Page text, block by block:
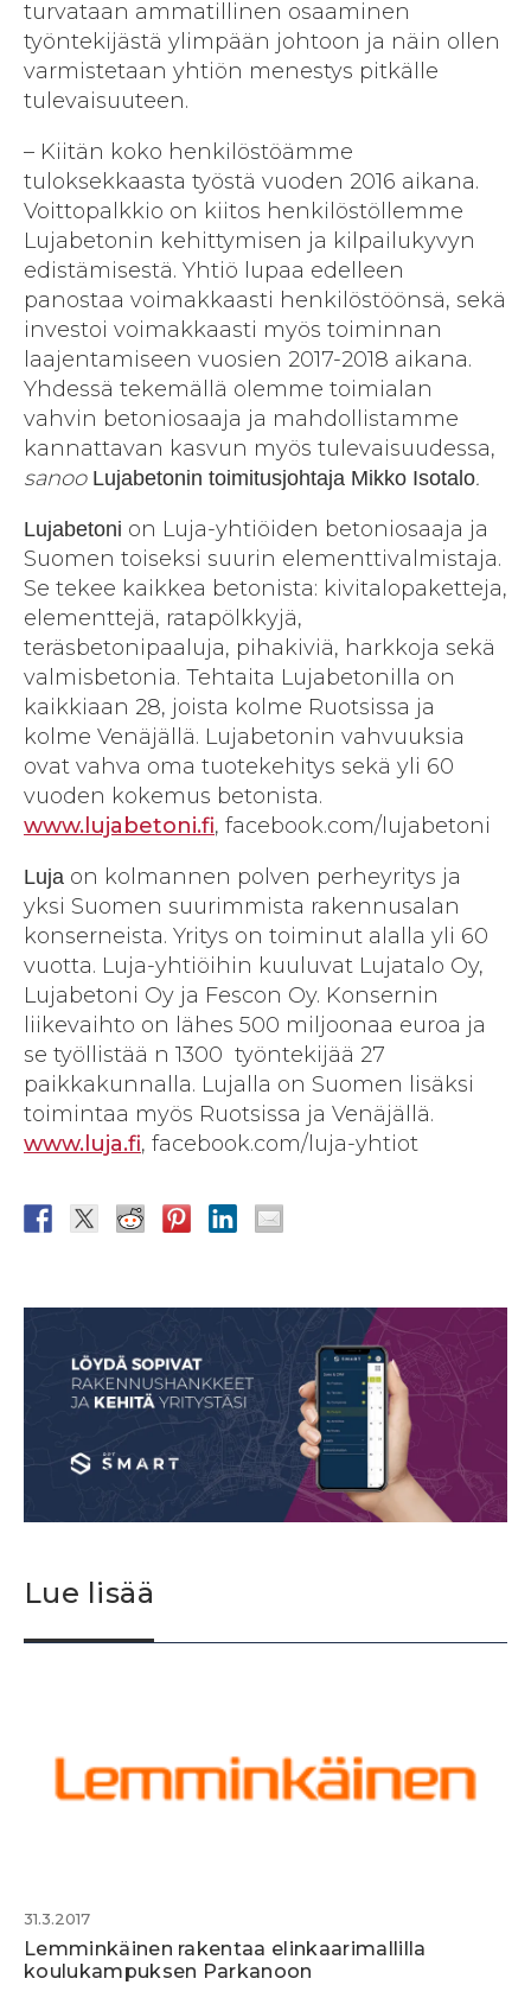
turvataan ammatillinen osaaminen
työntekijästä ylimpään johtoon ja näin ollen
varmistetaan yhtiön menestys pitkälle
tulevaisuuteen.
– Kiitän koko henkilöstöämme
tuloksekkaasta työstä vuoden 2016 aikana.
Voittopalkkio on kiitos henkilöstöllemme
Lujabetonin kehittymisen ja kilpailukyvyn
edistämisestä. Yhtiö lupaa edelleen
panostaa voimakkaasti henkilöstöönsä, sekä
investoi voimakkaasti myös toiminnan
laajentamiseen vuosien 2017-2018 aikana.
Yhdessä tekemällä olemme toimialan
vahvin betoniosaaja ja mahdollistamme
kannattavan kasvun myös tulevaisuudessa,
sanoo Lujabetonin toimitusjohtaja Mikko Isotalo.
Lujabetoni on Luja-yhtiöiden betoniosaaja ja
Suomen toiseksi suurin elementtivalmistaja.
Se tekee kaikkea betonista: kivitalopaketteja,
elementtejä, ratapölkkyjä,
teräsbetonipaaluja, pihakiviä, harkkoja sekä
valmisbetonia. Tehtaita Lujabetonilla on
kaikkiaan 28, joista kolme Ruotsissa ja
kolme Venäjällä. Lujabetonin vahvuuksia
ovat vahva oma tuotekehitys sekä yli 60
vuoden kokemus betonista.
www.lujabetoni.fi, facebook.com/lujabetoni
Luja on kolmannen polven perheyritys ja
yksi Suomen suurimmista rakennusalan
konserneista. Yritys on toiminut alalla yli 60
vuotta. Luja-yhtiöihin kuuluvat Lujatalo Oy,
Lujabetoni Oy ja Fescon Oy. Konsernin
liikevaihto on lähes 500 miljoonaa euroa ja
se työllistää n 1300 työntekijää 27
paikkakunnalla. Lujalla on Suomen lisäksi
toimintaa myös Ruotsissa ja Venäjällä.
www.luja.fi, facebook.com/luja-yhtiot
Lue lisää
31.3.2017
Lemminkäinen rakentaa elinkaarimallilla
koulukampuksen Parkanoon